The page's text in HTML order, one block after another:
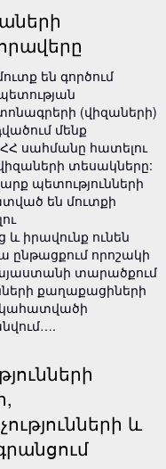
են գործում
(վիզաների)
մենք
ՀՀ սահմանը հատելու
տեսակները:
պետությունների
են մուտքի
իրավունք ունեն
ընթացքում որոշակի
տարածքում
քաղաքացիների
և